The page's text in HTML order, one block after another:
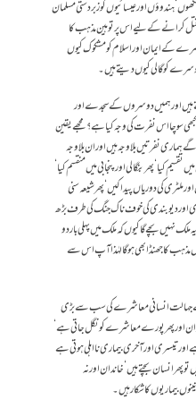
ہندوؤں اور عیسائیوں کو زبردستی مسلمان
کرانے کے لیے اس پر توہین مذہب کا
کے ایمان اور اسلام کو مشکوک کیوں
کو گالی کیوں دیتے ہیں۔
ہیں اور ہمیں دوسروں کے سجدے اور
سوچا اس نفرت کی وجہ کیا ہے؟ مجھے یقین
نفرتیں بلاوجہ ہیں اور ان بلاوجہ
کیا‘ پھر بنگالی اور پنجابی میں منقسم کیا‘
ملٹری کی دوریاں پیدا کیں‘ پھر شیعہ سنی
اور دیو بندی کی خوف ناک جنگ کی طرف بڑھ
نہیں بچے گا کیوں کہ ملک میں پہلی بار دو
کا جھنڈا بھی ہو گا لہٰذا آپ اس سے
ہے جہالت انسانی معاشرے کی سب سے بڑی
اور پھر پورے معاشرے کو نگل جاتی ہے‘
تیسری اور آخری بیماری نااہلی ہوتی ہے
پھر انسان بچتے ہیں‘ خاندان اور نہ
بیماریوں کا شکار ہیں۔